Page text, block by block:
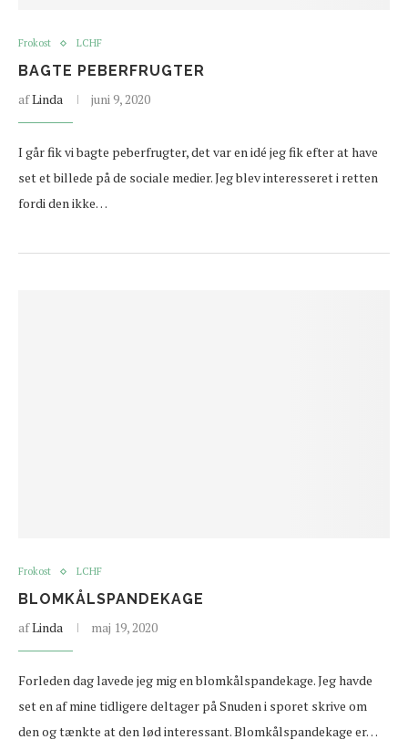
Frokost LCHF
BAGTE PEBERFRUGTER
afLinda juni 9, 2020
I går fik vi bagte peberfrugter, det var en idé jeg fik efter at have
set et billede på de sociale medier. Jeg blev interesseret i retten
fordi den ikke…
Frokost LCHF
BLOMKÅLSPANDEKAGE
afLinda maj 19, 2020
Forleden dag lavede jeg mig en blomkålspandekage. Jeg havde
set en af mine tidligere deltager på Snuden i sporet skrive om
den og tænkte at den lød interessant. Blomkålspandekage er…